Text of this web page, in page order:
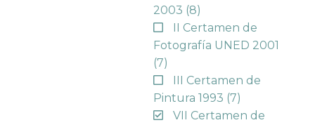
2003 (8)
II Certamen de
Fotografía UNED 2001
(7)
III Certamen de
Pintura 1993 (7)
VII Certamen de